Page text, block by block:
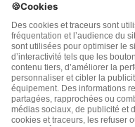
Tite 8 années plus tôt
Merci pour l’info. Un
d’urgence, si rien
froid, bu à petites
déglutition, lâcher